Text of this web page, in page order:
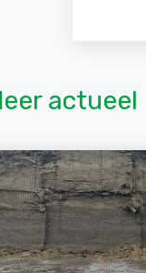
actueel